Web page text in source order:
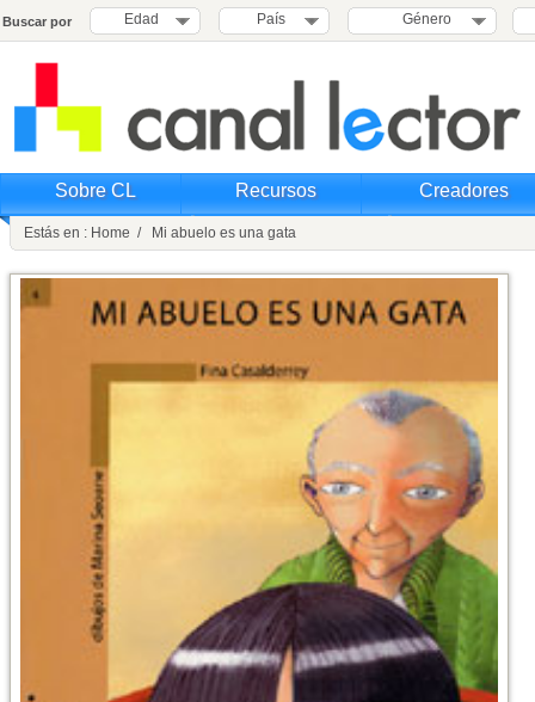
Buscar por Edad País Género
Sobre CL Recursos Creadores
Estás en : Home / Mi abuelo es una gata